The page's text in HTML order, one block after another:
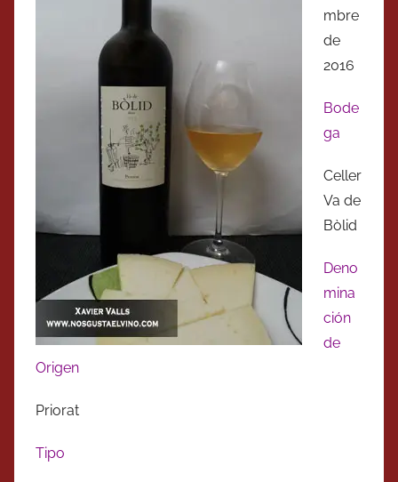
mbre
de
2016
Bode
ga
Celler
Va de
Bòlid
Deno
mina
ción
de
Origen
Priorat
Tipo